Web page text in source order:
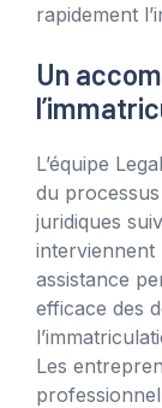
rapidement
Un
L’équipe
du
juridiques
interviennent
assistance
efficace des
Les